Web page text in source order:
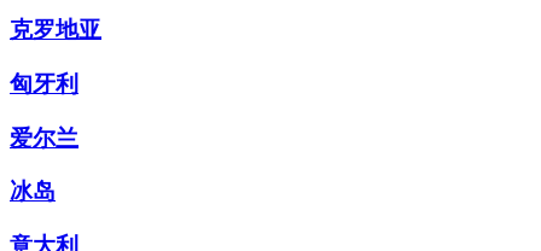
克罗地亚
匈牙利
爱尔兰
冰岛
意大利